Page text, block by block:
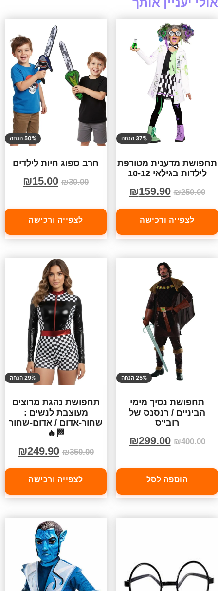
37% הנחה
תחפושת מדענית מטורפת
לילדות בגילאי 10-12
₪250.00
₪159.90
לצפייה ורכישה
50% הנחה
חרב ספוג חיות לילדים
₪30.00
₪15.00
לצפייה ורכישה
25% הנחה
תחפושת נסיך מימי
הביניים / רנסנס של
רובי'ס
₪400.00
₪299.00
הוספה לסל
29% הנחה
תחפושת נהגת מרוצים
מעוצבת לנשים :
שחור-אדום / אדום-שחור
🏁🔥
₪350.00
₪249.90
לצפייה ורכישה